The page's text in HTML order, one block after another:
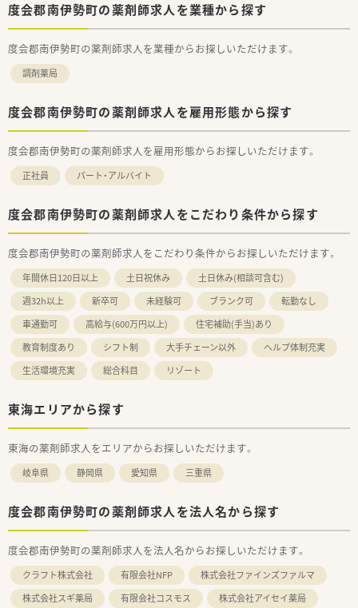
度会郡南伊勢町の薬剤師求人を業種から探す
度会郡南伊勢町の薬剤師求人を業種からお探しいただけます。
調剤薬局
度会郡南伊勢町の薬剤師求人を雇用形態から探す
度会郡南伊勢町の薬剤師求人を雇用形態からお探しいただけます。
正社員 パート・アルバイト
度会郡南伊勢町の薬剤師求人をこだわり条件から探す
度会郡南伊勢町の薬剤師求人をこだわり条件からお探しいただけます。
年間休日120日以上 土日祝休み
土日休み(相談可含む)
週32h以上
新卒可 未経験可 ブランク可
転勤なし
車通勤可
高給与(600万円以上)
住宅補助(手当)あり
教育制度あり
シフト制 大手チェーン以外
ヘルプ体制充実
生活環境充実
総合科目 リゾート
東海エリアから探す
東海の薬剤師求人をエリアからお探しいただけます。
岐阜県 静岡県 愛知県 三重県
度会郡南伊勢町の薬剤師求人を法人名から探す
度会郡南伊勢町の薬剤師求人を法人名からお探しいただけます。
クラフト株式会社 有限会社NFP
株式会社ファインズファルマ
株式会社スギ薬局
有限会社コスモス
株式会社アイセイ薬局